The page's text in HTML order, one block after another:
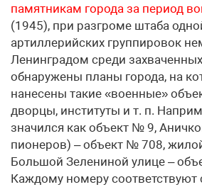
памятникам города за период
(1945), при разгроме штаба
артиллерийских группировок
Ленинградом среди
обнаружены планы города, на
нанесены такие «военные»
дворцы, институты и т. п.
значился как объект № 9,
пионеров) – объект № 708,
Большой Зелениной улице –
Каждому номеру соответствуют